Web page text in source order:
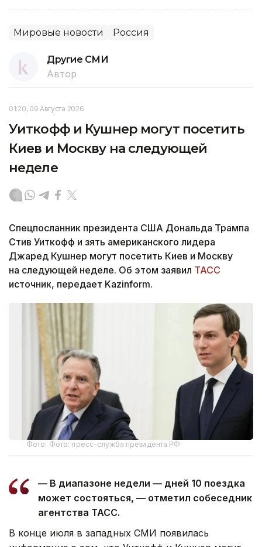
Мировые новости Россия
Другие СМИ
Автор
01:20, 09 Августа 2026
Уиткофф и Кушнер могут посетить
Киев и Москву на следующей
неделе
Спецпосланник президента США Дональда Трампа
Стив Уиткофф и зять американского лидера
Джаред Кушнер могут посетить Киев и Москву
на следующей неделе. Об этом заявил ТАСС
источник, передает Kazinform.
Фото: Фото: пресс-служба президента РФ
— В диапазоне недели — дней 10 поездка
может состояться, — отметил собеседник
агентства ТАСС.
В конце июля в западных СМИ появилась